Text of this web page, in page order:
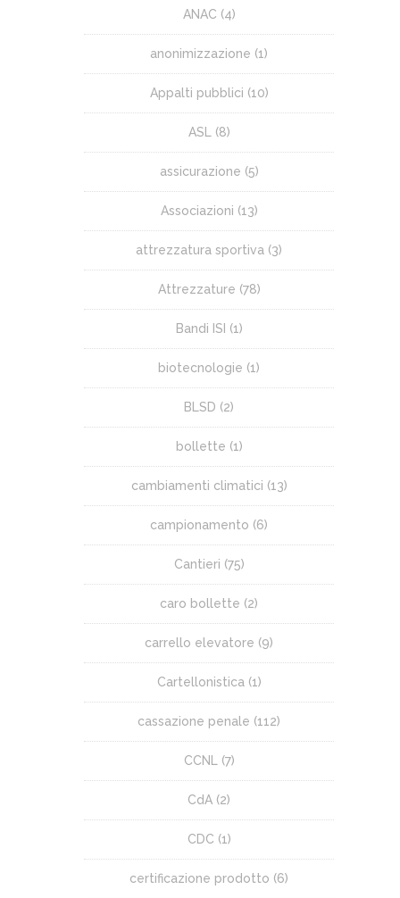
ANAC (4)
anonimizzazione (1)
Appalti pubblici (10)
ASL (8)
assicurazione (5)
Associazioni (13)
attrezzatura sportiva (3)
Attrezzature (78)
Bandi ISI (1)
biotecnologie (1)
BLSD (2)
bollette (1)
cambiamenti climatici (13)
campionamento (6)
Cantieri (75)
caro bollette (2)
carrello elevatore (9)
Cartellonistica (1)
cassazione penale (112)
CCNL (7)
CdA (2)
CDC (1)
certificazione prodotto (6)